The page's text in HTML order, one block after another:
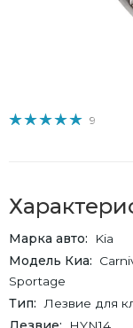
9
Марка авто
Kia
Модель Киа
Sportage
Тип
Лезвие для